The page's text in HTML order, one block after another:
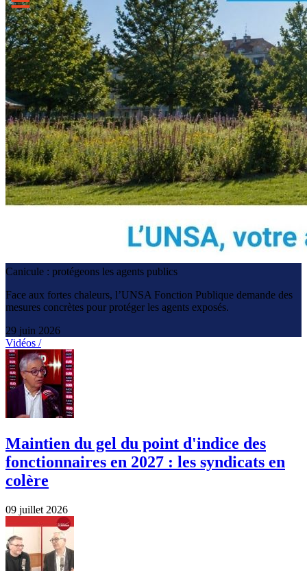
Canicule : protégeons les agents publics
Face aux fortes chaleurs, l’UNSA Fonction Publique demande des
mesures concrètes pour protéger les agents exposés.
29 juin 2026
Vidéos /
Maintien du gel du point d'indice des
fonctionnaires en 2027 : les syndicats en
colère
09 juillet 2026